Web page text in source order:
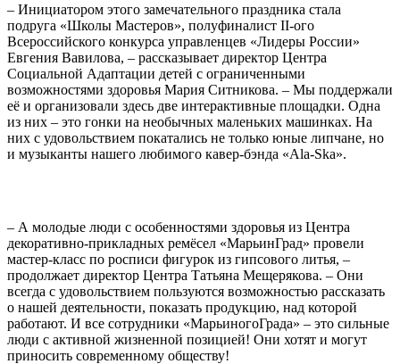
– Инициатором этого замечательного праздника стала
подруга «Школы Мастеров», полуфиналист II-ого
Всероссийского конкурса управленцев «Лидеры России»
Евгения Вавилова, – рассказывает директор Центра
Социальной Адаптации детей с ограниченными
возможностями здоровья Мария Ситникова. – Мы поддержали
её и организовали здесь две интерактивные площадки. Одна
из них – это гонки на необычных маленьких машинках. На
них с удовольствием покатались не только юные липчане, но
и музыканты нашего любимого кавер-бэнда «Ala-Ska».
– А молодые люди с особенностями здоровья из Центра
декоративно-прикладных ремёсел «МарьинГрад» провели
мастер-класс по росписи фигурок из гипсового литья, –
продолжает директор Центра Татьяна Мещерякова. – Они
всегда с удовольствием пользуются возможностью рассказать
о нашей деятельности, показать продукцию, над которой
работают. И все сотрудники «МарьиногоГрада» – это сильные
люди с активной жизненной позицией! Они хотят и могут
приносить современному обществу!